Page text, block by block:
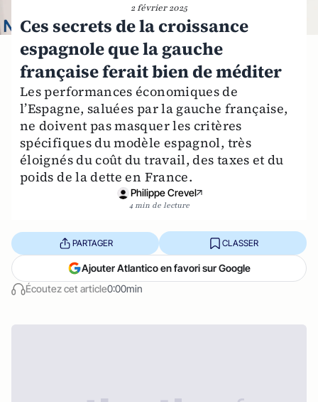
2 février 2025
Ces secrets de la croissance
espagnole que la gauche
française ferait bien de méditer
Les performances économiques de
l’Espagne, saluées par la gauche française,
ne doivent pas masquer les critères
spécifiques du modèle espagnol, très
éloignés du coût du travail, des taxes et du
poids de la dette en France.
Philippe Crevel
4 min de lecture
Écoutez cet article0:00min
PARTAGER CLASSER
Ajouter Atlantico en favori sur Google